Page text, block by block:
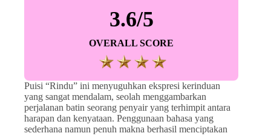
3.6/5
OVERALL SCORE
Puisi “Rindu” ini menyuguhkan ekspresi kerinduan
yang sangat mendalam, seolah menggambarkan
perjalanan batin seorang penyair yang terhimpit antara
harapan dan kenyataan. Penggunaan bahasa yang
sederhana namun penuh makna berhasil menciptakan